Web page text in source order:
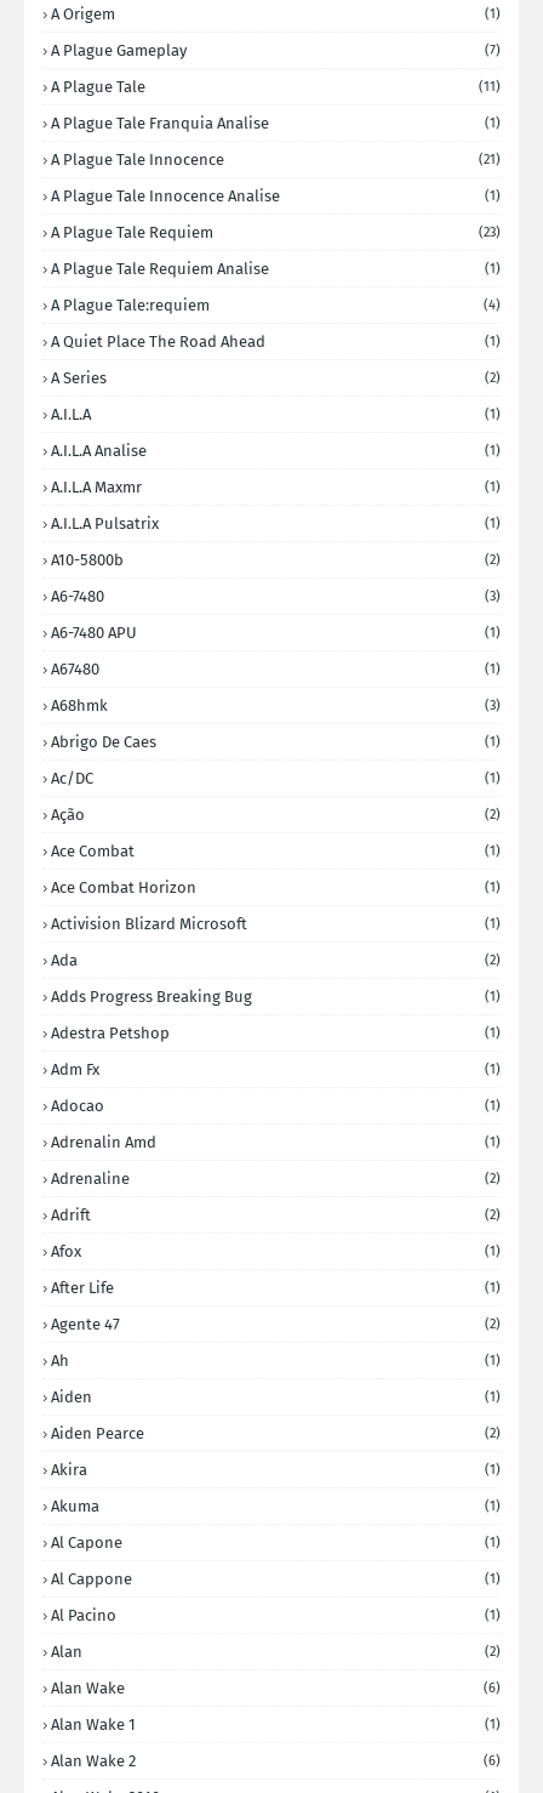
A Origem (1)
A Plague Gameplay (7)
A Plague Tale (11)
A Plague Tale Franquia Analise (1)
A Plague Tale Innocence (21)
A Plague Tale Innocence Analise (1)
A Plague Tale Requiem (23)
A Plague Tale Requiem Analise (1)
A Plague Tale:requiem (4)
A Quiet Place The Road Ahead (1)
A Series (2)
A.I.L.A (1)
A.I.L.A Analise (1)
A.I.L.A Maxmr (1)
A.I.L.A Pulsatrix (1)
A10-5800b (2)
A6-7480 (3)
A6-7480 APU (1)
A67480 (1)
A68hmk (3)
Abrigo De Caes (1)
Ac/DC (1)
Ação (2)
Ace Combat (1)
Ace Combat Horizon (1)
Activision Blizard Microsoft (1)
Ada (2)
Adds Progress Breaking Bug (1)
Adestra Petshop (1)
Adm Fx (1)
Adocao (1)
Adrenalin Amd (1)
Adrenaline (2)
Adrift (2)
Afox (1)
After Life (1)
Agente 47 (2)
Ah (1)
Aiden (1)
Aiden Pearce (2)
Akira (1)
Akuma (1)
Al Capone (1)
Al Cappone (1)
Al Pacino (1)
Alan (2)
Alan Wake (6)
Alan Wake 1 (1)
Alan Wake 2 (6)